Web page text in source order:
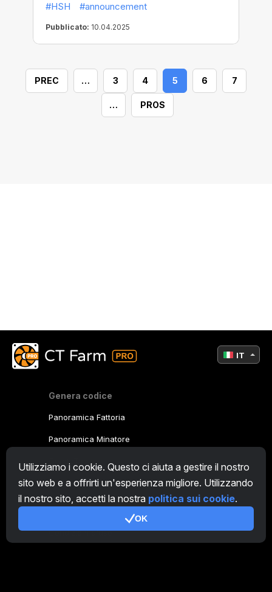
#HSH #announcement
Pubblicato: 10.04.2025
PREC … 3 4 5 6 7
… PROS
Utilizziamo i cookie. Questo ci aiuta a gestire il nostro
sito web e a offrirti un'esperienza migliore. Utilizzando
il nostro sito, accetti la nostra politica sui cookie.
OK
Genera codice
Panoramica Fattoria
Panoramica Minatore
CryptoTab
Programma Affiliato
Condizioni d'uso
IT